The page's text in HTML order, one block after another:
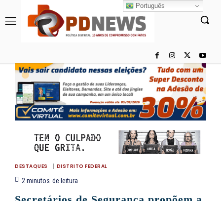
DESTAQUES DISTRITO FEDERAL
2minutos de leitura
Português